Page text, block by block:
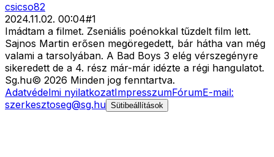
csicso82
2024.11.02. 00:04#1
Imádtam a filmet. Zseniális poénokkal tűzdelt film lett.
Sajnos Martin erősen megöregedett, bár hátha van még
valami a tarsolyában. A Bad Boys 3 elég vérszegényre
sikeredett de a 4. rész már-már idézte a régi hangulatot.
Sg.hu© 2026 Minden jog fenntartva.
Adatvédelmi nyilatkozatImpresszumFórumE-mail:
szerkesztoseg@sg.hu Sütibeállítások